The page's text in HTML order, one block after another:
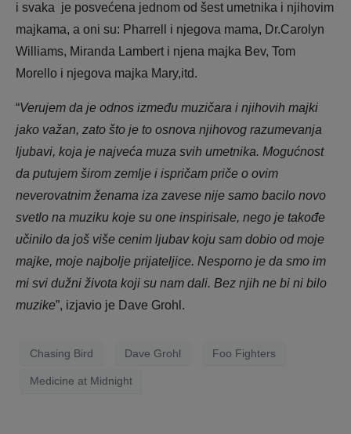
i svaka je posvećena jednom od šest umetnika i njihovim
majkama, a oni su: Pharrell i njegova mama, Dr.Carolyn
Williams, Miranda Lambert i njena majka Bev, Tom
Morello i njegova majka Mary,itd.
“Verujem da je odnos između muzičara i njihovih majki
jako važan, zato što je to osnova njihovog razumevanja
ljubavi, koja je najveća muza svih umetnika. Mogućnost
da putujem širom zemlje i ispričam priče o ovim
neverovatnim ženama iza zavese nije samo bacilo novo
svetlo na muziku koje su one inspirisale, nego je takođe
učinilo da još više cenim ljubav koju sam dobio od moje
majke, moje najbolje prijateljice. Nesporno je da smo im
mi svi dužni života koji su nam dali. Bez njih ne bi ni bilo
muzike”, izjavio je Dave Grohl.
Chasing Bird Dave Grohl Foo Fighters
Medicine at Midnight